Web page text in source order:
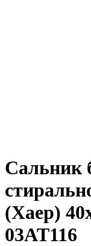
Сальник
(Хаер)
03AT116